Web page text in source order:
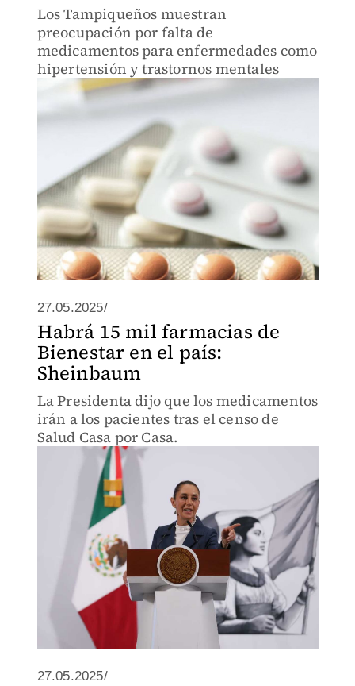
Los Tampiqueños muestran
preocupación por falta de
medicamentos para enfermedades como
hipertensión y trastornos mentales
27.05.2025/
Habrá 15 mil farmacias de
Bienestar en el país:
Sheinbaum
La Presidenta dijo que los medicamentos
irán a los pacientes tras el censo de
Salud Casa por Casa.
27.05.2025/